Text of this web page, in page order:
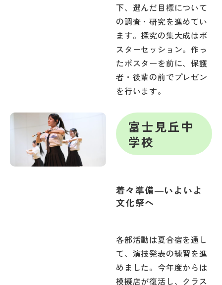
下、選んだ目標について
の調査・研究を進めてい
ます。探究の集大成はポ
スターセッション。作っ
たポスターを前に、保護
者・後輩の前でプレゼン
を行います。
富士見丘中
学校
着々準備―いよいよ
文化祭へ
各部活動は夏合宿を通し
て、演技発表の練習を進
めました。今年度からは
模擬店が復活し、クラス